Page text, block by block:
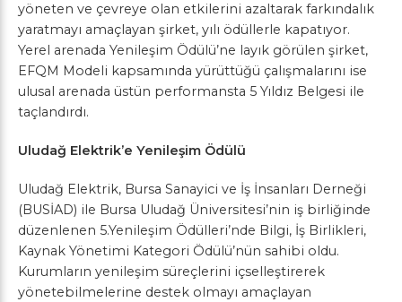
yöneten ve çevreye olan etkilerini azaltarak farkındalık
yaratmayı amaçlayan şirket, yılı ödüllerle kapatıyor.
Yerel arenada Yenileşim Ödülü’ne layık görülen şirket,
EFQM Modeli kapsamında yürüttüğü çalışmalarını ise
ulusal arenada üstün performansta 5 Yıldız Belgesi ile
taçlandırdı.
Uludağ Elektrik’e Yenileşim Ödülü
Uludağ Elektrik, Bursa Sanayici ve İş İnsanları Derneği
(BUSİAD) ile Bursa Uludağ Üniversitesi’nin iş birliğinde
düzenlenen 5.Yenileşim Ödülleri’nde Bilgi, İş Birlikleri,
Kaynak Yönetimi Kategori Ödülü’nün sahibi oldu.
Kurumların yenileşim süreçlerini içselleştirerek
yönetebilmelerine destek olmayı amaçlayan